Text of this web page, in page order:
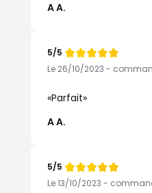
A A.
Note
de
5/5
Le 26/10/2023 -
Parfait
A A.
Note
de
5/5
Le 13/10/2023 -